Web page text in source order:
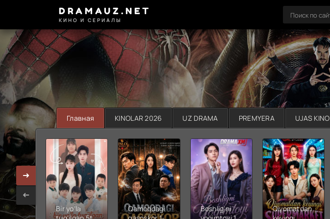
DRAMAUZ.NET
КИНО И СЕРИАЛЫ
Главная KINOLAR 2026 UZ DRAMA PREMYERA UJAS KINO
Bir yo'la
Qamoqdagi
Boshlig'ni
Qiyomatdan